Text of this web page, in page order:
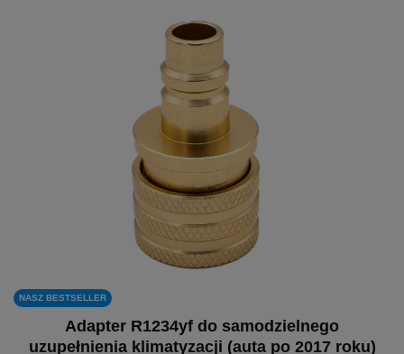
NASZ BESTSELLER
Adapter R1234yf do samodzielnego
uzupełnienia klimatyzacji (auta po 2017 roku)